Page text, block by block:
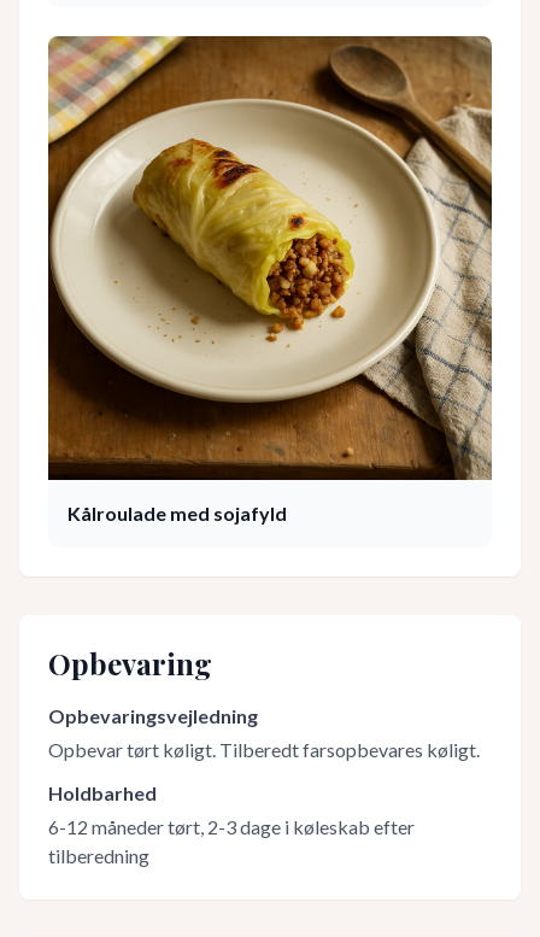
Kålroulade med sojafyld
Opbevaring
Opbevaringsvejledning
Opbevar tørt køligt. Tilberedt farsopbevares køligt.
Holdbarhed
6-12 måneder tørt, 2-3 dage i køleskab efter
tilberedning